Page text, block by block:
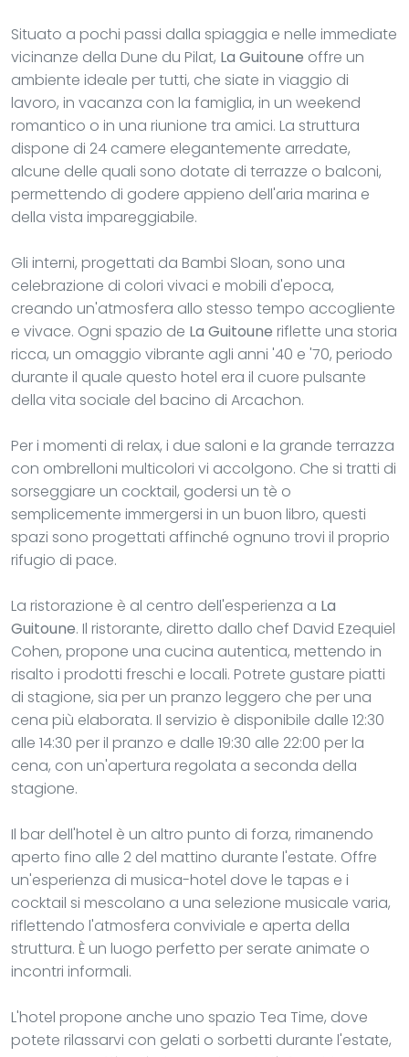
Situato a pochi passi dalla spiaggia e nelle immediate
vicinanze della Dune du Pilat, La Guitoune offre un
ambiente ideale per tutti, che siate in viaggio di
lavoro, in vacanza con la famiglia, in un weekend
romantico o in una riunione tra amici. La struttura
dispone di 24 camere elegantemente arredate,
alcune delle quali sono dotate di terrazze o balconi,
permettendo di godere appieno dell'aria marina e
della vista impareggiabile.
Gli interni, progettati da Bambi Sloan, sono una
celebrazione di colori vivaci e mobili d'epoca,
creando un'atmosfera allo stesso tempo accogliente
e vivace. Ogni spazio de La Guitoune riflette una storia
ricca, un omaggio vibrante agli anni '40 e '70, periodo
durante il quale questo hotel era il cuore pulsante
della vita sociale del bacino di Arcachon.
Per i momenti di relax, i due saloni e la grande terrazza
con ombrelloni multicolori vi accolgono. Che si tratti di
sorseggiare un cocktail, godersi un tè o
semplicemente immergersi in un buon libro, questi
spazi sono progettati affinché ognuno trovi il proprio
rifugio di pace.
La ristorazione è al centro dell'esperienza a La
Guitoune. Il ristorante, diretto dallo chef David Ezequiel
Cohen, propone una cucina autentica, mettendo in
risalto i prodotti freschi e locali. Potrete gustare piatti
di stagione, sia per un pranzo leggero che per una
cena più elaborata. Il servizio è disponibile dalle 12:30
alle 14:30 per il pranzo e dalle 19:30 alle 22:00 per la
cena, con un'apertura regolata a seconda della
stagione.
Il bar dell'hotel è un altro punto di forza, rimanendo
aperto fino alle 2 del mattino durante l'estate. Offre
un'esperienza di musica-hotel dove le tapas e i
cocktail si mescolano a una selezione musicale varia,
riflettendo l'atmosfera conviviale e aperta della
struttura. È un luogo perfetto per serate animate o
incontri informali.
L'hotel propone anche uno spazio Tea Time, dove
potete rilassarvi con gelati o sorbetti durante l'estate,